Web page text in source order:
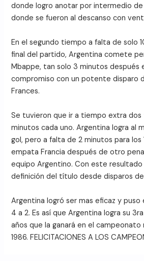
donde logro anotar por intermedio de
donde se fueron al descanso con
En el segundo tiempo a falta de solo
final del partido, Argentina comete
Mbappe, tan solo 3 minutos después
compromiso con un potente disparo
Frances.
Se tuvieron que ir a tiempo extra dos
minutos cada uno. Argentina logra al
gol, pero a falta de 2 minutos para los
empata Francia después de otro
equipo Argentino. Con este resultado
definición del título desde disparos
Argentina logró ser mas eficaz y puso
4 a 2. Es así que Argentina logra su
años que la ganará en el campeonato
1986. FELICITACIONES A LOS